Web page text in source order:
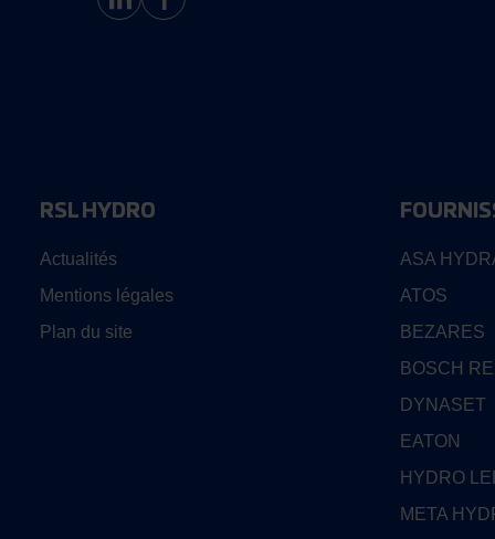
RSL HYDRO
Actualités
Mentions légales
Plan du site
ASA
ATOS
BEZARES
BOSCH
DYNASET
EATON
HYDRO
META